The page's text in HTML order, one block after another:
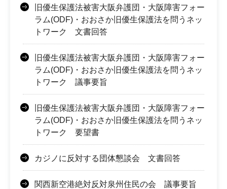
旧優生保護法被害大阪弁護団・大阪障害フォー
ラム(ODF)・おおさか旧優生保護法を問うネッ
トワーク 文書回答
旧優生保護法被害大阪弁護団・大阪障害フォー
ラム(ODF)・おおさか旧優生保護法を問うネッ
トワーク 議事要旨
旧優生保護法被害大阪弁護団・大阪障害フォー
ラム(ODF)・おおさか旧優生保護法を問うネッ
トワーク 要望書
カジノに反対する団体懇談会 文書回答
関西新空港絶対反対泉州住民の会 議事要旨